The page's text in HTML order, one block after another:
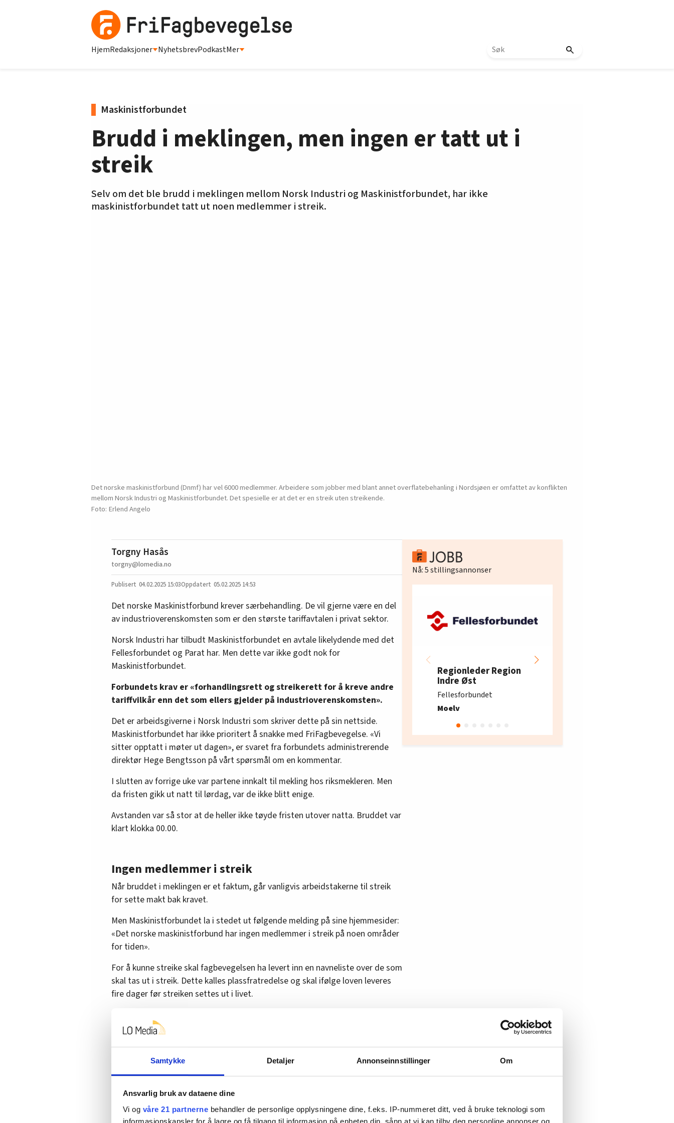
Samtykke Detaljer Annonseinnstillinger Om
Ansvarlig bruk av dataene dine
Vi og våre 21 partnerne behandler de personlige opplysningene dine, f.eks. IP-nummeret ditt, ved å bruke teknologi som
informasjonskapsler for å lagre og få tilgang til informasjon på enheten din, sånn at vi kan tilby deg personlige annonser og
HjemRedaksjoner NyhetsbrevPodkastMer
Maskinistforbundet
Brudd i meklingen, men ingen er tatt ut i
streik
Selv om det ble brudd i meklingen mellom Norsk Industri og Maskinistforbundet, har ikke
maskinistforbundet tatt ut noen medlemmer i streik.
Det norske maskinistforbund (Dnmf) har vel 6000 medlemmer. Arbeidere som jobber med blant annet overflatebehanling i Nordsjøen er omfattet av konflikten
mellom Norsk Industri og Maskinistforbundet. Det spesielle er at det er en streik uten streikende.
Erlend Angelo
Torgny Hasås
torgny@lomedia.no
04.02.2025 15:03 05.02.2025 14:53
Det norske Maskinistforbund krever særbehandling. De vil gjerne være en del
av industrioverenskomsten som er den største tariffavtalen i privat sektor.
Norsk Industri har tilbudt Maskinistforbundet en avtale likelydende med det
Fellesforbundet og Parat har. Men dette var ikke godt nok for
Maskinistforbundet.
Forbundets krav er «forhandlingsrett og streikerett for å kreve andre
tariffvilkår enn det som ellers gjelder på industrioverenskomsten».
Det er arbeidsgiverne i Norsk Industri som skriver dette på sin nettside.
Maskinistforbundet har ikke prioritert å snakke med FriFagbevegelse. «Vi
sitter opptatt i møter ut dagen», er svaret fra forbundets administrerende
direktør Hege Bengtsson på vårt spørsmål om en kommentar.
I slutten av forrige uke var partene innkalt til mekling hos riksmekleren. Men
da fristen gikk ut natt til lørdag, var de ikke blitt enige.
Avstanden var så stor at de heller ikke tøyde fristen utover natta. Bruddet var
klart klokka 00.00.
Ingen medlemmer i streik
Når bruddet i meklingen er et faktum, går vanligvis arbeidstakerne til streik
for sette makt bak kravet.
Men Maskinistforbundet la i stedet ut følgende melding på sine hjemmesider:
«Det norske maskinistforbund har ingen medlemmer i streik på noen områder
for tiden».
For å kunne streike skal fagbevegelsen ha levert inn en navneliste over de som
skal tas ut i streik. Dette kalles plassfratredelse og skal ifølge loven leveres
fire dager før streiken settes ut i livet.
Fire dagers varsel
FriFagbevegelse forstår, har de heller ikke tenkt å gjøre det.
gående uten noen utgifter, men kunne sette i gang en streikeaksjon med fire
dagers varsel.
Nå:5stillingsannonser
Regionleder Region
Indre Øst
Fellesforbundet
Moelv